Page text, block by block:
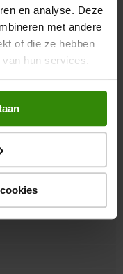
en analyse. Deze
met andere
of die ze hebben
hun services.